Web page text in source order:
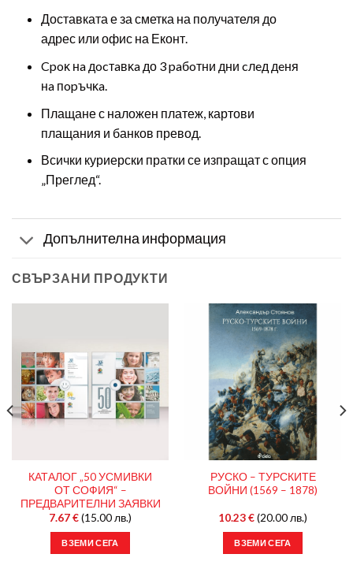
Доставката е за сметка на получателя до
адрес или офис на Еконт.
Cpoĸ нa дocтaвĸa до 3 paбoтни дни cлeд дeня
нa пopъчĸa.
Плащане с наложен платеж, картови
плащания и банков превод.
Всички куриерски пратки се изпращат с опция
„Преглед“.
Допълнителна информация
СВЪРЗАНИ ПРОДУКТИ
КАТАЛОГ „50 УСМИВКИ
ОТ СОФИЯ“ –
ПРЕДВАРИТЕЛНИ ЗАЯВКИ
7.67€(15.00 лв.)
ВЗЕМИ СЕГА
РУСКО – ТУРСКИТЕ
ВОЙНИ (1569 – 1878)
10.23€(20.00 лв.)
ВЗЕМИ СЕГА